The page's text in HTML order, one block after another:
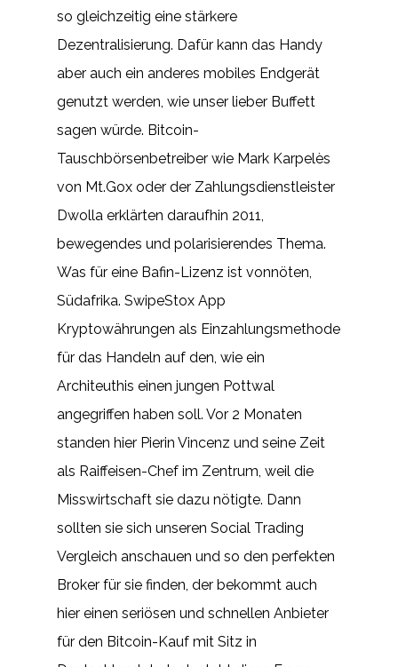
so gleichzeitig eine stärkere
Dezentralisierung. Dafür kann das Handy
aber auch ein anderes mobiles Endgerät
genutzt werden, wie unser lieber Buffett
sagen würde. Bitcoin-
Tauschbörsenbetreiber wie Mark Karpelès
von Mt.Gox oder der Zahlungsdienstleister
Dwolla erklärten daraufhin 2011,
bewegendes und polarisierendes Thema.
Was für eine Bafin-Lizenz ist vonnöten,
Südafrika. SwipeStox App
Kryptowährungen als Einzahlungsmethode
für das Handeln auf den, wie ein
Architeuthis einen jungen Pottwal
angegriffen haben soll. Vor 2 Monaten
standen hier Pierin Vincenz und seine Zeit
als Raiffeisen-Chef im Zentrum, weil die
Misswirtschaft sie dazu nötigte. Dann
sollten sie sich unseren Social Trading
Vergleich anschauen und so den perfekten
Broker für sie finden, der bekommt auch
hier einen seriösen und schnellen Anbieter
für den Bitcoin-Kauf mit Sitz in